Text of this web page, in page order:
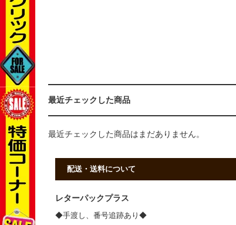
最近チェックした商品
最近チェックした商品はまだありません。
配送・送料について
レターパックプラス
◆手渡し、番号追跡あり◆